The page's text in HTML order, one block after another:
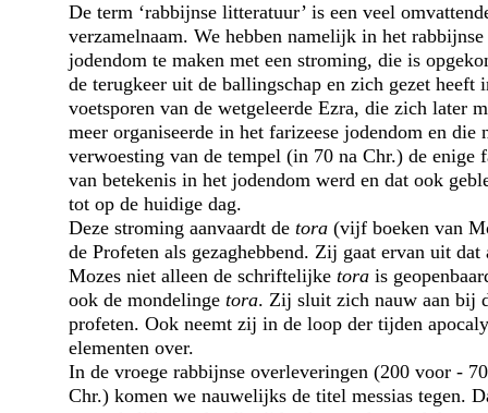
De term ‘rabbijnse litteratuur’ is een veel
verzamelnaam. We hebben namelijk in het rabbijnse
jodendom te maken met een stroming, die is
de terugkeer uit de ballingschap en zich gezet heeft
voetsporen van de wetgeleerde Ezra, die zich later
meer organiseerde in het farizeese jodendom en die
verwoesting van de tempel (in 70 na Chr.) de enige
van betekenis in het jodendom werd en dat ook
tot op de huidige dag.
Deze stroming aanvaardt de tora(vijf boeken van
de Profeten als gezaghebbend. Zij gaat ervan uit dat
Mozes niet alleen de schriftelijke torais
ook de mondelinge tora. Zij sluit zich nauw aan bij
profeten. Ook neemt zij in de loop der tijden
elementen over.
In de vroege rabbijnse overleveringen (200 voor -
Chr.) komen we nauwelijks de titel messias tegen.